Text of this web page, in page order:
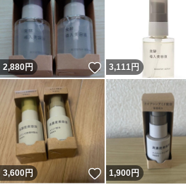
2,880円 いいね！
3,111円
3,600円 いいね！
1,900円